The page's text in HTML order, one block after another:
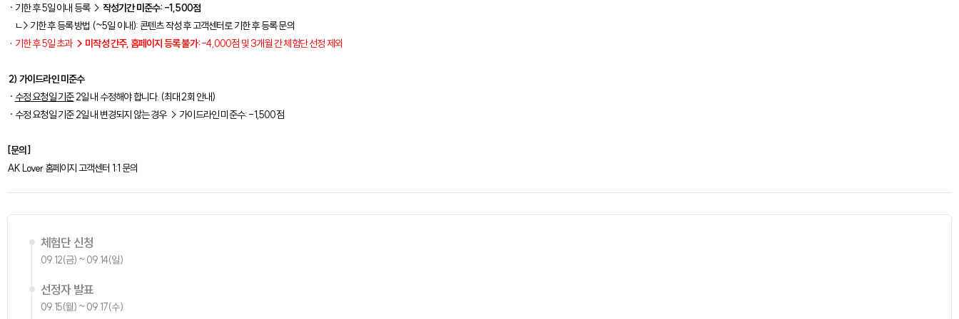
· 기한 후 5일 이내 등록 → 작성기간 미준수: -1,500점
ㄴ> 기한 후 등록 방법 (~5일 이내): 콘텐츠 작성 후 고객센터로 기한 후 등록 문의
· 기한 후 5일 초과 → 미작성 간주, 홈페이지 등록 불가:-4,000점 및 3개월 간 체험단 선정 제외
2) 가이드라인 미준수
· 수정 요청일 기준2일 내 수정해야 합니다. (최대 2회 안내)
· 수정 요청일 기준 2일 내 변경되지 않는 경우 → 가이드라인 미준수: -1,500점
[문의]
AK Lover 홈페이지 고객센터 1:1 문의
체험단 신청
09.12(금) ~ 09.14(일)
선정자 발표
09.15(월) ~ 09.17(수)